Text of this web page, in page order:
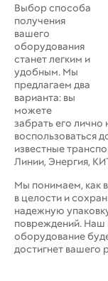
Выбор способа
получения
вашего
оборудования
станет легким и
удобным. Мы
предлагаем два
варианта: вы
можете
забрать его
воспользоваться
известные
Линии, Энергия,
Мы понимаем, как
в целости и
надежную
повреждений. Наш
оборудование
достигнет вашего